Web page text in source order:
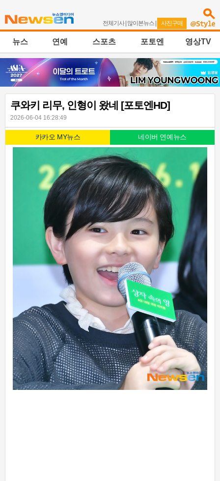
전체기사| 많이본뉴스 | 사진구매
뉴스 연예 스포츠 포토엔 영상TV
쿠와키 리무, 인형이 왔네 [포토엔HD]
2026-06-04 16:28:49
카카오 MY뉴스 네이버 연예뉴스